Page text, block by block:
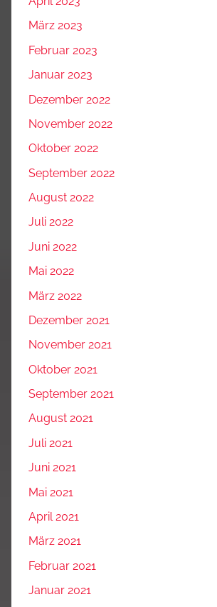
März 2023
Februar 2023
Januar 2023
Dezember 2022
November 2022
Oktober 2022
September 2022
August 2022
Juli 2022
Juni 2022
Mai 2022
März 2022
Dezember 2021
November 2021
Oktober 2021
September 2021
August 2021
Juli 2021
Juni 2021
Mai 2021
April 2021
März 2021
Februar 2021
Januar 2021